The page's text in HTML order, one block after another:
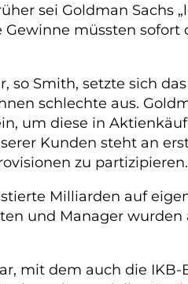
sei Goldman Sachs
müssten sofort
so Smith, setzte sich
schlechte aus.
um diese in
Kunden steht an
zu partizipieren.
Milliarden auf
und Manager
mit dem auch die